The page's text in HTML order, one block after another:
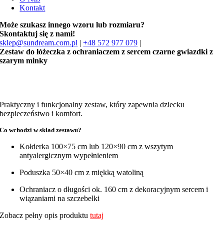
Kontakt
Może szukasz innego wzoru lub rozmiaru?
Skontaktuj się z nami!
sklep@sundream.com.pl |+48 572 977 079 |
Zestaw do łóżeczka z ochraniaczem z sercem czarne gwiazdki z
szarym minky
Praktyczny i funkcjonalny zestaw, który zapewnia dziecku
bezpieczeństwo i komfort.
Co wchodzi w skład zestawu?
Kołderka 100×75 cm lub 120×90 cm z wszytym
antyalergicznym wypełnieniem
Poduszka 50×40 cm z miękką watoliną
Ochraniacz o długości ok. 160 cm z dekoracyjnym sercem i
wiązaniami na szczebelki
Zobacz pełny opis produktututaj